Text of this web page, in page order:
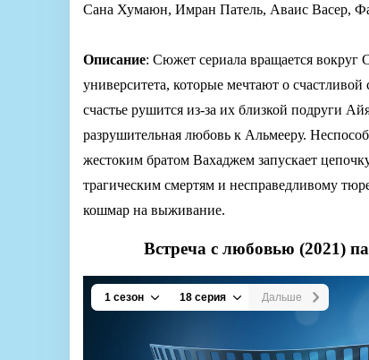
Сана Хумаюн, Имран Патель, Аваис Васер,
Описание: Сюжет сериала вращается вокруг
университета, которые мечтают о
счастье рушится из-за их близкой подруги
разрушительная любовь к Альмееру.
жестоким братом Вахаджем запускает
трагическим смертям и несправедливому
кошмар на выживание.
Встреча с любовью (2021)